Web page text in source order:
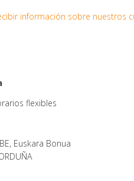
información sobre nuestros
flexibles
Euskara Bonua